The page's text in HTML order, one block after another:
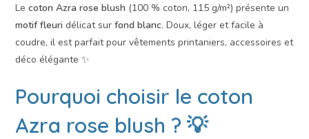
Lecoton Azra rose blush (100 % coton, 115 g/m²) présente un
motif fleuri délicat surfond blanc. Doux, léger et facile à
coudre, il est parfait pour vêtements printaniers, accessoires et
déco élégante ✨
Pourquoi choisir le coton
Azra rose blush ? 💡